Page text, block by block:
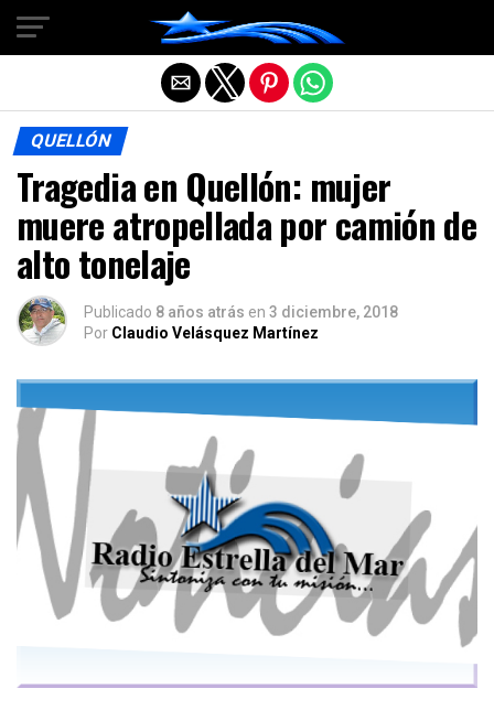
QUELLÓN
Tragedia en Quellón: mujer
muere atropellada por camión de
alto tonelaje
Publicado 8 años atrás en 3 diciembre, 2018
Por Claudio Velásquez Martínez
Salir de la versión móvil